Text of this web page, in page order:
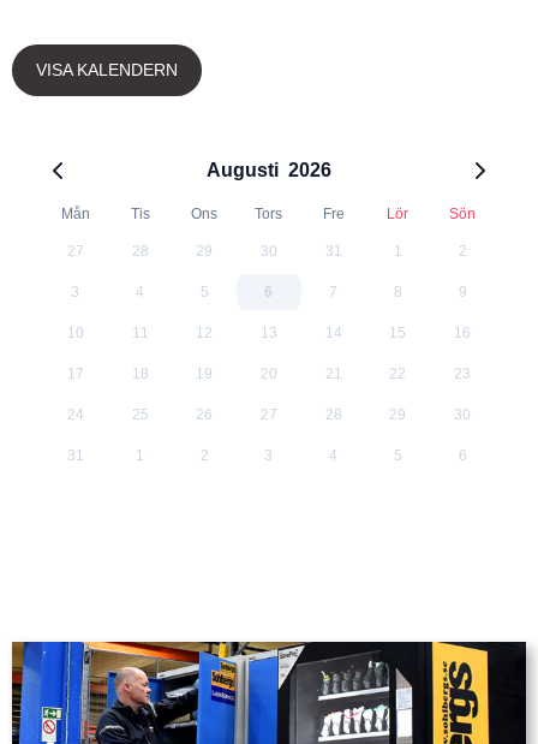
VISA KALENDERN
Augusti 2026
Mån Tis Ons Tors Fre Lör Sön
27 28 29 30 31 1 2
3 4 5 6 7 8 9
10 11 12 13 14 15 16
17 18 19 20 21 22 23
24 25 26 27 28 29 30
31 1 2 3 4 5 6